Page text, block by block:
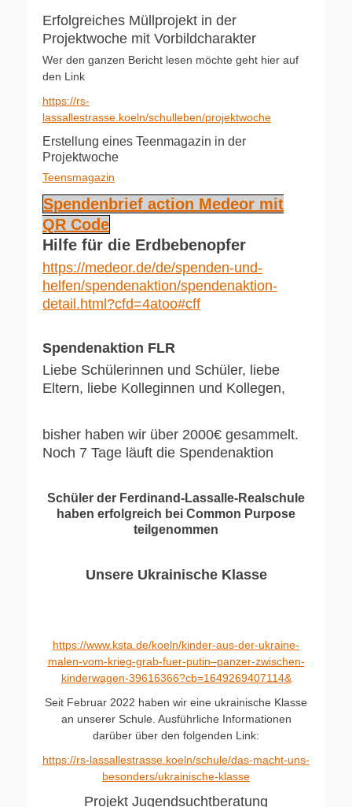
Erfolgreiches Müllprojekt in der
Projektwoche mit Vorbildcharakter
Wer den ganzen Bericht lesen möchte geht hier auf
den Link
https://rs-
lassallestrasse.koeln/schulleben/projektwoche
Erstellung eines Teenmagazin in der
Projektwoche
Teensmagazin
Spendenbrief action Medeor mit
QR Code
Hilfe für die Erdbebenopfer
https://medeor.de/de/spenden-und-
helfen/spendenaktion/spendenaktion-
detail.html?cfd=4atoo#cff
Spendenaktion FLR
Liebe Schülerinnen und Schüler, liebe
Eltern, liebe Kolleginnen und Kollegen,
bisher haben wir über 2000€ gesammelt.
Noch 7 Tage läuft die Spendenaktion
Schüler der Ferdinand-Lassalle-Realschule
haben erfolgreich bei Common Purpose
teilgenommen
Unsere Ukrainische Klasse
https://www.ksta.de/koeln/kinder-aus-der-ukraine-
malen-vom-krieg-grab-fuer-putin–panzer-zwischen-
kinderwagen-39616366?cb=1649269407114&
Seit Februar 2022 haben wir eine ukrainische Klasse
an unserer Schule. Ausführliche Informationen
darüber über den folgenden Link:
https://rs-lassallestrasse.koeln/schule/das-macht-uns-
besonders/ukrainische-klasse
Projekt Jugendsuchtberatung